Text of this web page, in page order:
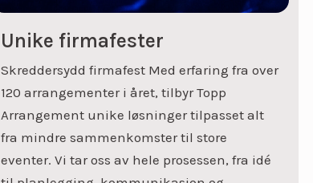
Unike firmafester
Skreddersydd firmafest Med erfaring fra over
120 arrangementer i året, tilbyr Topp
Arrangement unike løsninger tilpasset alt
fra mindre sammenkomster til store
eventer. Vi tar oss av hele prosessen, fra idé